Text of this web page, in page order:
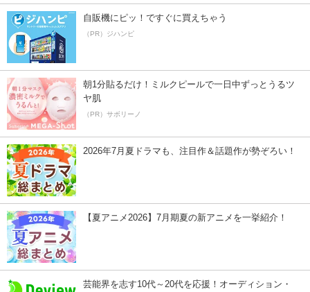
自販機にピッ！ですぐに買えちゃう
（PR）ジハンピ
朝1分貼るだけ！ミルクピールで一日中ずっとうるツ
ヤ肌
（PR）サボリーノ
2026年7月夏ドラマも、注目作＆話題作が勢ぞろい！
【夏アニメ2026】7月期夏の新アニメを一挙紹介！
芸能界を志す10代～20代を応援！オーディション・